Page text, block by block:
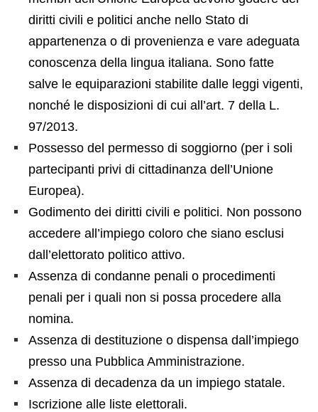
diritti civili e politici anche nello Stato di
appartenenza o di provenienza e vare adeguata
conoscenza della lingua italiana. Sono fatte
salve le equiparazioni stabilite dalle leggi vigenti,
nonché le disposizioni di cui all’art. 7 della L.
97/2013.
Possesso del permesso di soggiorno (per i soli
partecipanti privi di cittadinanza dell’Unione
Europea).
Godimento dei diritti civili e politici. Non possono
accedere all’impiego coloro che siano esclusi
dall’elettorato politico attivo.
Assenza di condanne penali o procedimenti
penali per i quali non si possa procedere alla
nomina.
Assenza di destituzione o dispensa dall’impiego
presso una Pubblica Amministrazione.
Assenza di decadenza da un impiego statale.
Iscrizione alle liste elettorali.